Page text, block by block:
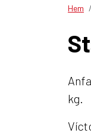
Hem
kg.